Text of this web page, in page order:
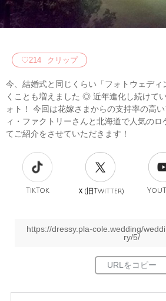
♡214 クリップ
今、結婚式と同じくらい「フォトウェデ
くことも増えました ◎ 近年進化し続けて
ォト！ 今回は花嫁さまからの支持率の高
ィ・ファクトリーさんと北海道で人気の
てご紹介をさせていただきます！
TikTok Ｘ(旧Twitter)
https://dressy.pla-cole.wedding/
ry/5/